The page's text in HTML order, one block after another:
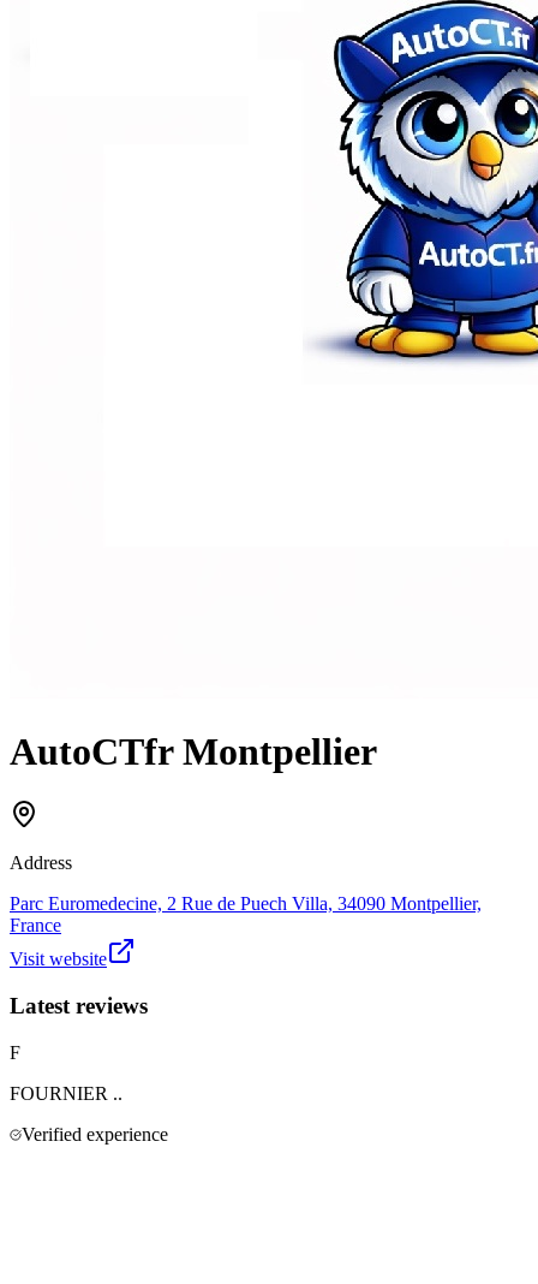
AutoCTfr Montpellier
Address
Parc Euromedecine, 2 Rue de Puech Villa, 34090 Montpellier,
France
Visit website
Latest reviews
F
FOURNIER ..
Verified experience